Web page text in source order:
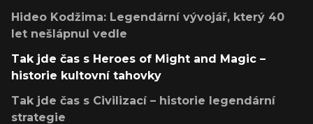
Hideo Kodžima: Legendární vývojář, který 40
let nešlápnul vedle
Tak jde čas s Heroes of Might and Magic –
historie kultovní tahovky
Tak jde čas s Civilizací – historie legendární
strategie